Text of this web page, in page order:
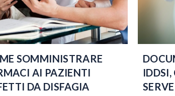
SOMMINISTRARE
AI PAZIENTI
DA DISFAGIA
IDDSI,
SERVE